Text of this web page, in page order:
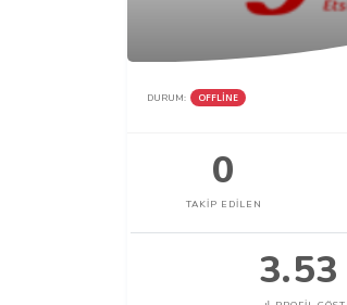
DURUM: OFFLINE
0
TAKIP EDILEN
3.53